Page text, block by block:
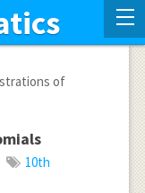
of
10th